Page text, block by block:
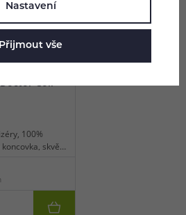
se vám líbit
Coil -
100%
skvělá
Nastavení
Přijmout vše